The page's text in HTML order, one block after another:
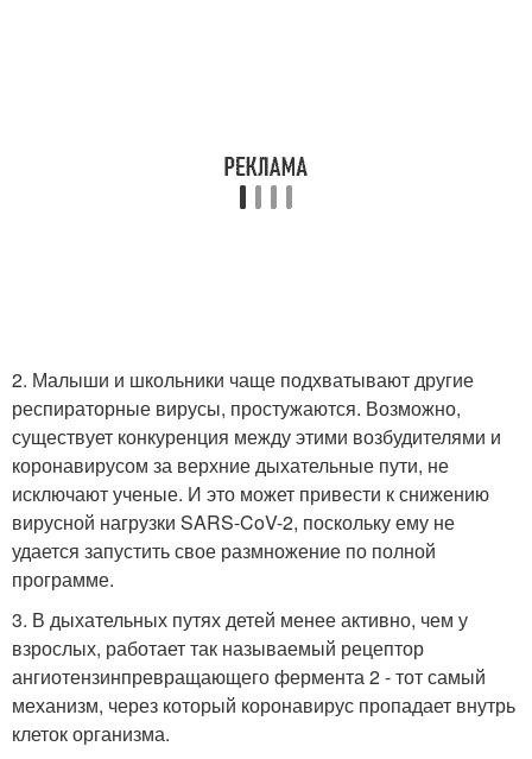
2. Малыши и школьники чаще подхватывают другие
респираторные вирусы, простужаются. Возможно,
существует конкуренция между этими возбудителями и
коронавирусом за верхние дыхательные пути, не
исключают ученые. И это может привести к снижению
вирусной нагрузки SARS-CoV-2, поскольку ему не
удается запустить свое размножение по полной
программе.
3. В дыхательных путях детей менее активно, чем у
взрослых, работает так называемый рецептор
ангиотензинпревращающего фермента 2 - тот самый
механизм, через который коронавирус пропадает внутрь
клеток организма.